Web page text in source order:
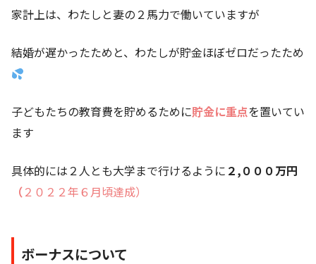
家計上は、わたしと妻の２馬力で働いていますが
結婚が遅かったためと、わたしが貯金ほぼゼロだったため
子どもたちの教育費を貯めるために貯金に重点を置いてい
ます
具体的には２人とも大学まで行けるように ２,０００万円
（２０２２年６月頃達成）
ボーナスについて